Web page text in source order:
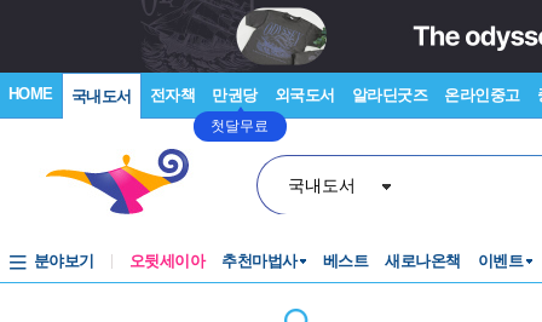
HOME 국내도서 전자책 만권당
첫달무료
외국도서 알라딘굿즈 온라인중고
국내도서
분야보기 오뒷세이아 추천마법사 베스트 새로나온책 이벤트